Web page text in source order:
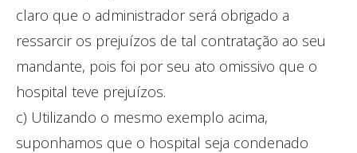
claro que o administrador será obrigado a
ressarcir os prejuízos de tal contratação ao seu
mandante, pois foi por seu ato omissivo que o
hospital teve prejuízos.
c) Utilizando o mesmo exemplo acima,
suponhamos que o hospital seja condenado